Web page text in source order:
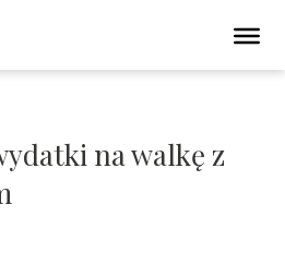
na walkę z